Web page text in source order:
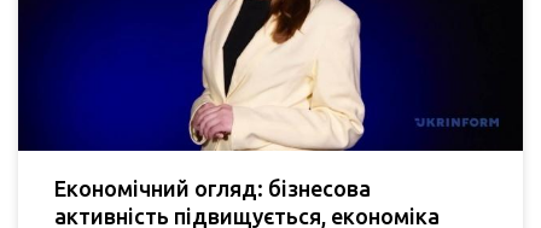
Економічний огляд: бізнесова
активність підвищується, економіка